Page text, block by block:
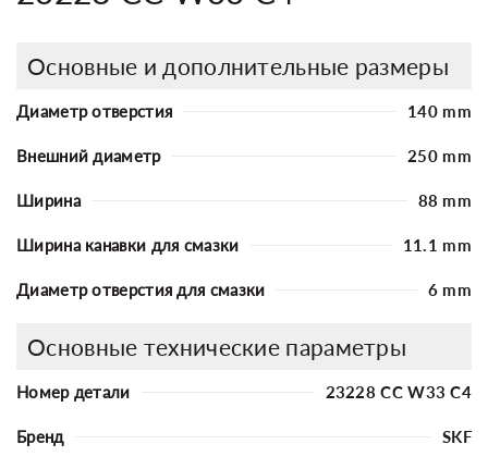
Основные и дополнительные размеры
Диаметр отверстия 140 mm
Внешний диаметр 250 mm
Ширина 88 mm
Ширина канавки для смазки 11.1 mm
Диаметр отверстия для смазки 6 mm
Основные технические параметры
Номер детали 23228 CC W33 C4
Бренд SKF